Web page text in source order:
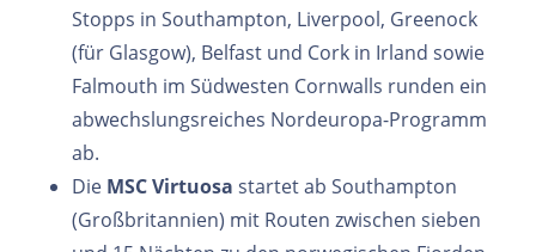
Stopps in Southampton, Liverpool, Greenock
(für Glasgow), Belfast und Cork in Irland sowie
Falmouth im Südwesten Cornwalls runden ein
abwechslungsreiches Nordeuropa-Programm
ab.
Die MSC Virtuosa startet ab Southampton
(Großbritannien) mit Routen zwischen sieben